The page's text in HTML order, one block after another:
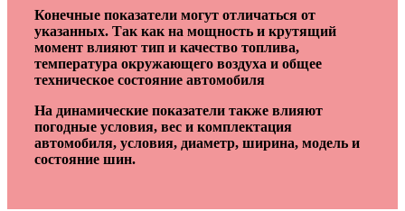
Конечные показатели могут отличаться от
указанных. Так как на мощность и крутящий
момент влияют тип и качество топлива,
температура окружающего воздуха и общее
техническое состояние автомобиля
На динамические показатели также влияют
погодные условия, вес и комплектация
автомобиля, условия, диаметр, ширина, модель и
состояние шин.